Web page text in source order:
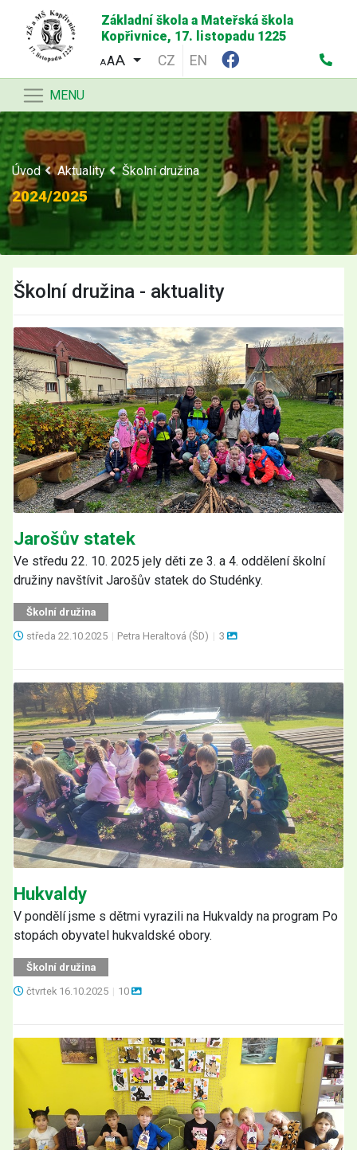
Základní škola a Mateřská škola
Kopřivnice, 17. listopadu 1225
AA CZ EN
MENU
Úvod Aktuality Školní družina
2024/2025
Školní družina - aktuality
Jarošův statek
Ve středu 22. 10. 2025 jely děti ze 3. a 4. oddělení školní
družiny navštívit Jarošův statek do Studénky.
Školní družina
středa 22.10.2025 | Petra Heraltová (ŠD) | 3
Hukvaldy
V pondělí jsme s dětmi vyrazili na Hukvaldy na program Po
stopách obyvatel hukvaldské obory.
Školní družina
čtvrtek 16.10.2025 | 10